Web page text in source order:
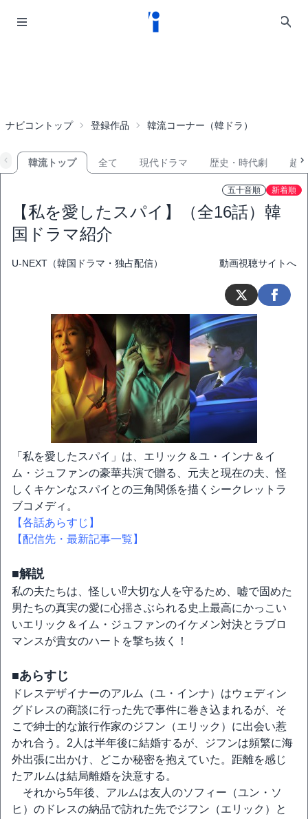
ナビコントップ 登録作品 韓流コーナー（韓ドラ）
韓流トップ 全て 現代ドラマ 歴史・時代劇 超
五十音順 新着順
【私を愛したスパイ】（全16話）韓
国ドラマ紹介
U-NEXT（韓国ドラマ・独占配信） 動画視聴サイトへ
「私を愛したスパイ」は、エリック＆ユ・インナ＆イ
ム・ジュファンの豪華共演で贈る、元夫と現在の夫、怪
しくキケンなスパイとの三角関係を描くシークレットラ
ブコメディ。
【各話あらすじ】
【配信先・最新記事一覧】
■解説
私の夫たちは、怪しい⁉大切な人を守るため、嘘で固めた
男たちの真実の愛に心揺さぶられる史上最高にかっこい
いエリック＆イム・ジュファンのイケメン対決とラブロ
マンスが貴女のハートを撃ち抜く！
■あらすじ
ドレスデザイナーのアルム（ユ・インナ）はウェディン
グドレスの商談に行った先で事件に巻き込まれるが、そ
こで紳士的な旅行作家のジフン（エリック）に出会い惹
かれ合う。2人は半年後に結婚するが、ジフンは頻繁に海
外出張に出かけ、どこか秘密を抱えていた。距離を感じ
たアルムは結局離婚を決意する。
それから5年後、アルムは友人のソフィー（ユン・ソ
ヒ）のドレスの納品で訪れた先でジフン（エリック）と